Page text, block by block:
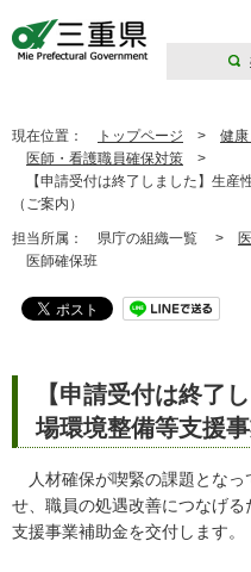
現在位置： トップページ > 健康
医師・看護職員確保対策 >
【申請受付は終了しました】生産
（ご案内）
担当所属： 県庁の組織一覧 >
医師確保班
【申請受付は終了
場環境整備等支援
人材確保が喫緊の課題となっ
せ、職員の処遇改善につなげ
支援事業補助金を交付します。